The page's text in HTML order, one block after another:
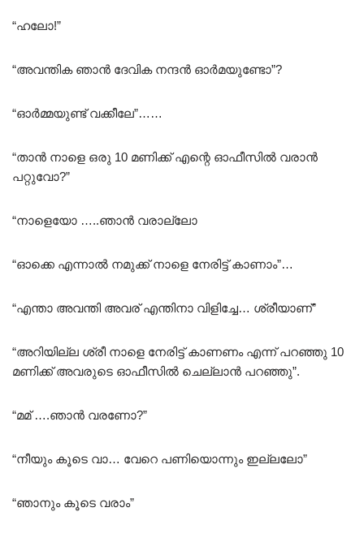
“ഹലോ!”
“അവന്തിക ഞാൻ ദേവിക നന്ദൻ ഓർമയുണ്ടോ”?
“ഓർമ്മയുണ്ട് വക്കീലേ”……
“താൻ നാളെ ഒരു 10 മണിക്ക് എന്റെ ഓഫീസിൽ വരാൻ
പറ്റുവോ?”
“നാളെയോ …..ഞാൻ വരാല്ലോ
“ഓക്കെ എന്നാൽ നമുക്ക് നാളെ നേരിട്ട് കാണാം”…
“എന്താ അവന്തി അവര് എന്തിനാ വിളിച്ചേ… ശ്രീയാണ്”
“അറിയില്ല ശ്രീ നാളെ നേരിട്ട് കാണണം എന്ന് പറഞ്ഞു 10
മണിക്ക് അവരുടെ ഓഫീസിൽ ചെല്ലാൻ പറഞ്ഞു”.
“മമ് ….ഞാൻ വരണോ?”
“നീയും കൂടെ വാ… വേറെ പണിയൊന്നും ഇല്ലലോ”
“ഞാനും കൂടെ വരാം”